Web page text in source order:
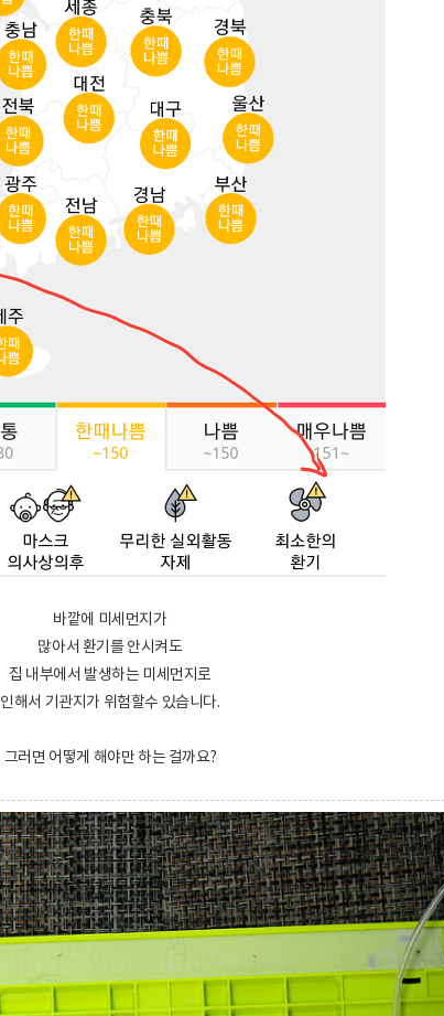
바깥에 미세먼지가
많아서 환기를 안시켜도
집 내부에서 발생하는 미세먼지로
인해서 기관지가 위험할수 있습니다.
그러면 어떻게 해야만 하는 걸까요?